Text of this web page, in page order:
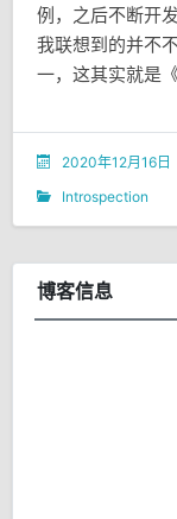
例，之后不断开
我联想到的并不
一，这其实就是
2020年12月16日
Introspection
博客信息